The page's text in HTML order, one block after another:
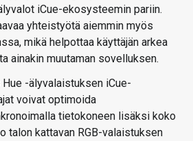
iCue-ekosysteemin pariin.
yhteistyötä aiemmin myös
mikä helpottaa käyttäjän arkea
ainakin muutaman sovelluksen.
-älyvalaistuksen iCue-
voivat optimoida
tietokoneen lisäksi koko
talon kattavan RGB-valaistuksen